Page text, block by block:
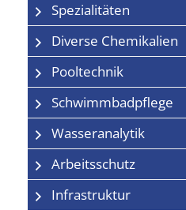
Spezialitäten
Diverse Chemikalien
Pooltechnik
Schwimmbadpflege
Wasseranalytik
Arbeitsschutz
Infrastruktur